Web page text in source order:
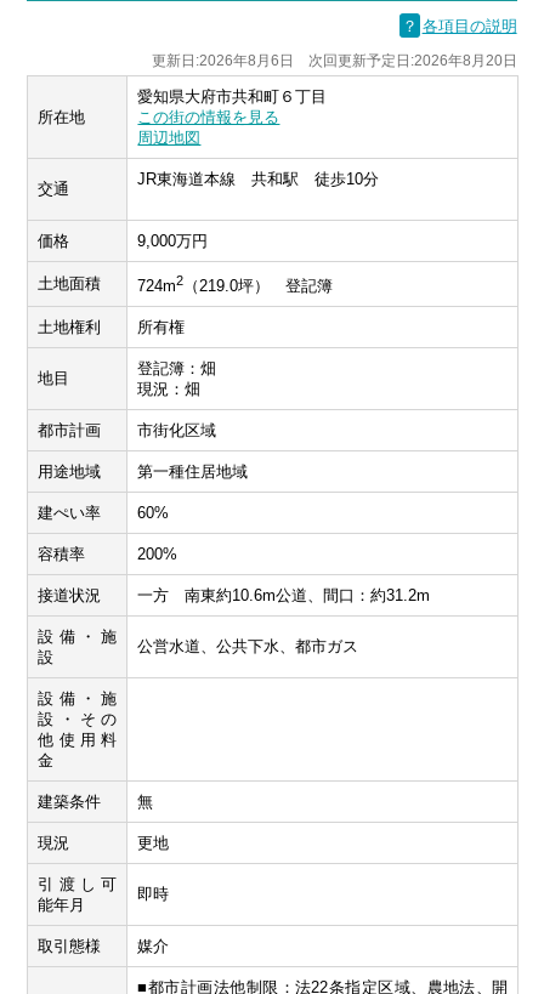
？ 各項目の説明
更新日:2026年8月6日 次回更新予定日:2026年8月20日
所在地
愛知県大府市共和町６丁目
この街の情報を見る
周辺地図
交通
JR東海道本線 共和駅 徒歩10分
価格 9,000万円
土地面積 724m2 （219.0坪） 登記簿
土地権利 所有権
地目
登記簿：畑
現況：畑
都市計画 市街化区域
用途地域 第一種住居地域
建ぺい率 60%
容積率 200%
接道状況 一方 南東約10.6m公道、間口：約31.2m
設備・施
設
公営水道、公共下水、都市ガス
設備・施
設・その
他使用料
金
建築条件 無
現況 更地
引渡し可
能年月
即時
取引態様 媒介
■都市計画法他制限：法22条指定区域、農地法、開